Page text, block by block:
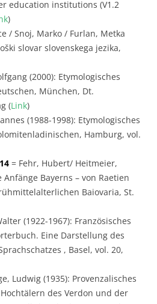
education institutions (V1.2
)
/ Snoj, Marko / Furlan, Metka
slovar slovenskega jezika,
(2000): Etymologisches
München, Dt.
(Link)
(1988-1998): Etymologisches
Hamburg, vol.
= Fehr, Hubert/ Heitmeier,
Bayerns – von Raetien
Baiovaria, St.
(1922-1967): Französisches
Eine Darstellung des
, Basel, vol. 20,
Ludwig (1935): Provenzalisches
des Verdon und der